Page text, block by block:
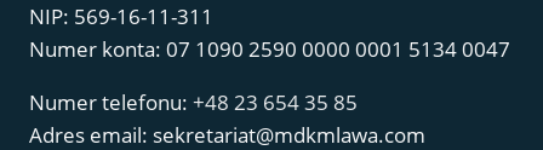
NIP: 569-16-11-311
Numer konta: 07 1090 2590 0000 0001 5134 0047
Numer telefonu: +48 23 654 35 85
Adres email: sekretariat@mdkmlawa.com